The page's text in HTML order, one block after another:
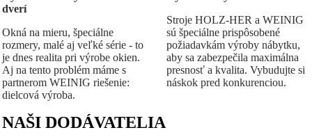
dverí
Okná na mieru, špeciálne
rozmery, malé aj veľké série - to
je dnes realita pri výrobe okien.
Aj na tento problém máme s
partnerom WEINIG riešenie:
dielcová výroba.
Stroje HOLZ-HER a WEINIG
sú špeciálne prispôsobené
požiadavkám výroby nábytku,
aby sa zabezpečila maximálna
presnosť a kvalita. Vybudujte si
náskok pred konkurenciou.
NAŠI DODÁVATELIA